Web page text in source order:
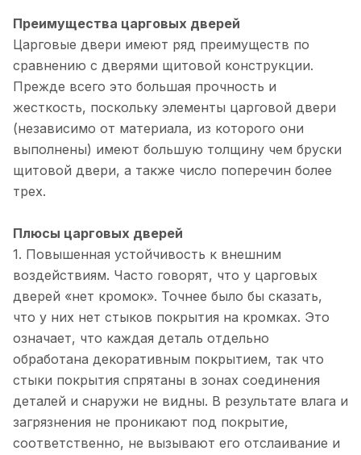
Преимущества царговых дверей
Царговые двери имеют ряд преимуществ по
сравнению с дверями щитовой конструкции.
Прежде всего это большая прочность и
жесткость, поскольку элементы царговой двери
(независимо от материала, из которого они
выполнены) имеют большую толщину чем бруски
щитовой двери, а также число поперечин более
трех.
Плюсы царговых дверей
1. Повышенная устойчивость к внешним
воздействиям. Часто говорят, что у царговых
дверей «нет кромок». Точнее было бы сказать,
что у них нет стыков покрытия на кромках. Это
означает, что каждая деталь отдельно
обработана декоративным покрытием, так что
стыки покрытия спрятаны в зонах соединения
деталей и снаружи не видны. В результате влага и
загрязнения не проникают под покрытие,
соответственно, не вызывают его отслаивание и